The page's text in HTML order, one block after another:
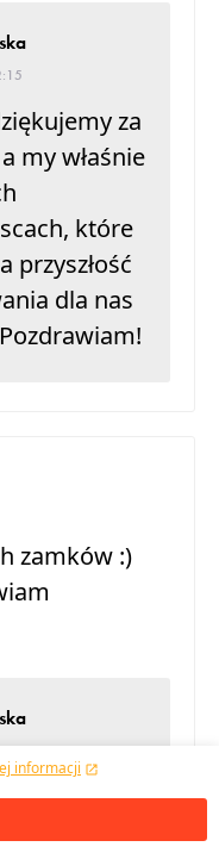
za
my właśnie
które
przyszłość
dla nas
zamków :)
jeden
informacji